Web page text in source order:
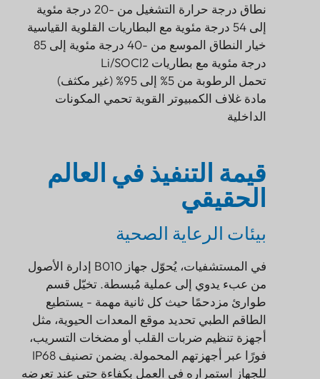
نطاق درجة حرارة التشغيل من -20 درجة مئوية
إلى 54 درجة مئوية مع البطاريات القلوية القياسية
خيار النطاق الموسع من -40 درجة مئوية إلى 85
درجة مئوية مع بطاريات Li/SOCl2
تحمل الرطوبة من 5% إلى 95% (غير مكثف)
مادة غلاف الكمبيوتر القوية تحمي المكونات
الداخلية
قيمة التنفيذ في العالم
الحقيقي
بيئات الرعاية الصحية
في المستشفيات، يُحوّل جهاز B010 إدارة الأصول
من عبء يدوي إلى عملية مُبسطة. تخيّل قسم
طوارئ مزدحمًا حيث كل ثانية مهمة - يستطيع
الطاقم الطبي تحديد موقع المعدات الحيوية، مثل
أجهزة تنظيم ضربات القلب أو مضخات التسريب،
فورًا عبر أجهزتهم المحمولة. يضمن تصنيف IP68
للجهاز استمراره في العمل بكفاءة حتى عند تعرضه